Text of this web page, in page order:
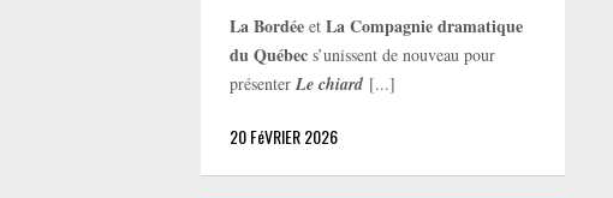
La Bordée etLa Compagnie dramatique
du Québec s’unissent de nouveau pour
présenterLe chiard [...]
20 FéVRIER 2026